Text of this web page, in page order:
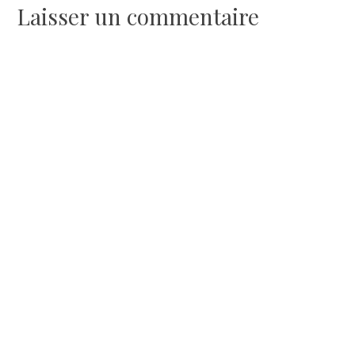
l’article
Laisser un commentaire